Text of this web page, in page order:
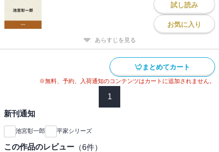
試し読み
お気に入り
あらすじを見る
まとめてカート
※無料、予約、入荷通知のコンテンツはカートに追加されません。
1
新刊通知
池宮彰一郎 平家シリーズ
この作品のレビュー （6件）